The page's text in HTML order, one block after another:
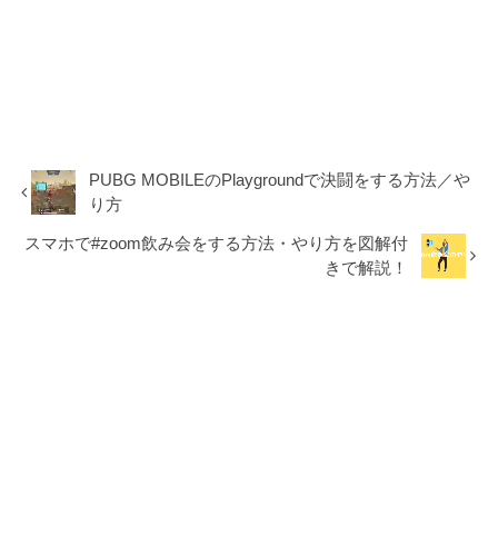
PUBG MOBILEのPlaygroundで決闘をする方法／や
り方
スマホで#zoom飲み会をする方法・やり方を図解付
きで解説！